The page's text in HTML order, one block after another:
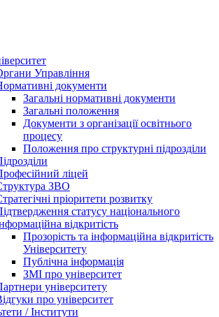
Управління
документи
Загальні нормативні документи
Загальні положення
Документи з організації освітнього
процесу
Положення про структурні підрозділи
ліцей
ЗВО
пріоритети розвитку
статусу національного
відкритість
Прозорість та інформаційна відкритість
Університету
Публічна інформація
ЗМІ про університет
університету
про університет
/ Інститути